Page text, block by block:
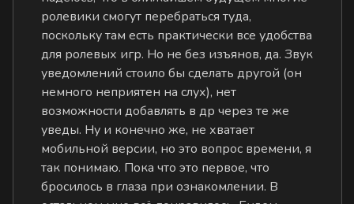
ролевики смогут перебраться туда,
поскольку там есть практически все удобства
для ролевых игр. Но не без изъянов, да. Звук
уведомлений стоило бы сделать другой (он
немного неприятен на слух), нет
возможности добавлять в др через те же
уведы. Ну и конечно же, не хватает
мобильной версии, но это вопрос времени, я
так понимаю. Пока что это первое, что
бросилось в глаза при ознакомлении. В